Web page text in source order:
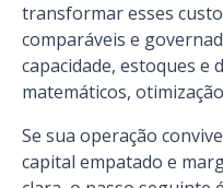
transformar esses
comparáveis e
capacidade, estoques e
matemáticos,
Se sua operação
capital empatado e